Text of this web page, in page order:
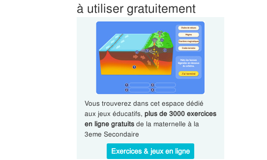
à utiliser gratuitement
Vous trouverez dans cet espace dédié
aux jeux éducatifs, plus de 3000 exercices
en ligne gratuitsde la maternelle à la
3eme Secondaire
Exercices & jeux en ligne